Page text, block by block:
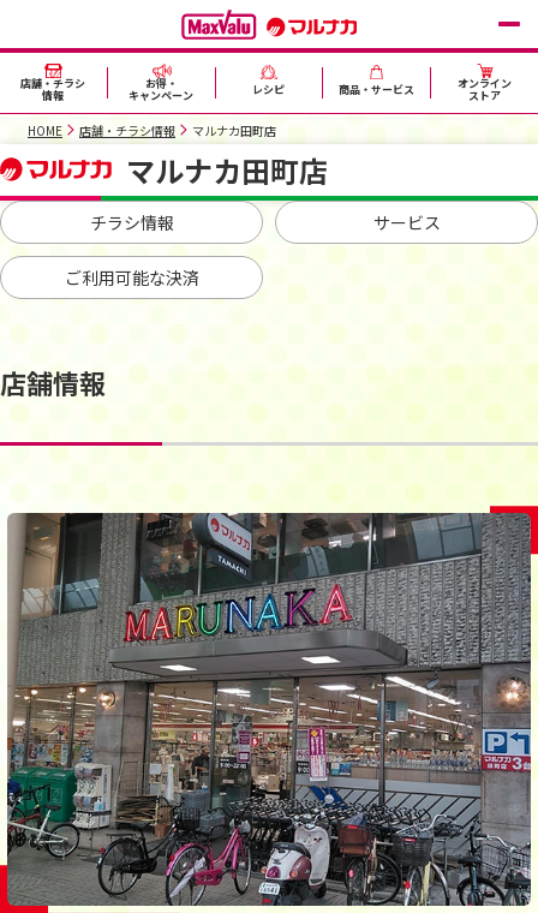
店舗・チラシ
情報
お得・
キャンペーン レシピ 商品・サービス オンライン
ストア
HOME 店舗・チラシ情報 マルナカ田町店
マルナカ田町店
チラシ情報 サービス
ご利用可能な決済
店舗情報